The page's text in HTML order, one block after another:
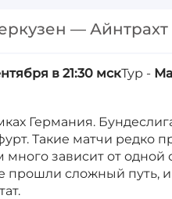
—
в 21:30 мскТур -
Германия.
Такие матчи редко
зависит от одной
сложный путь,